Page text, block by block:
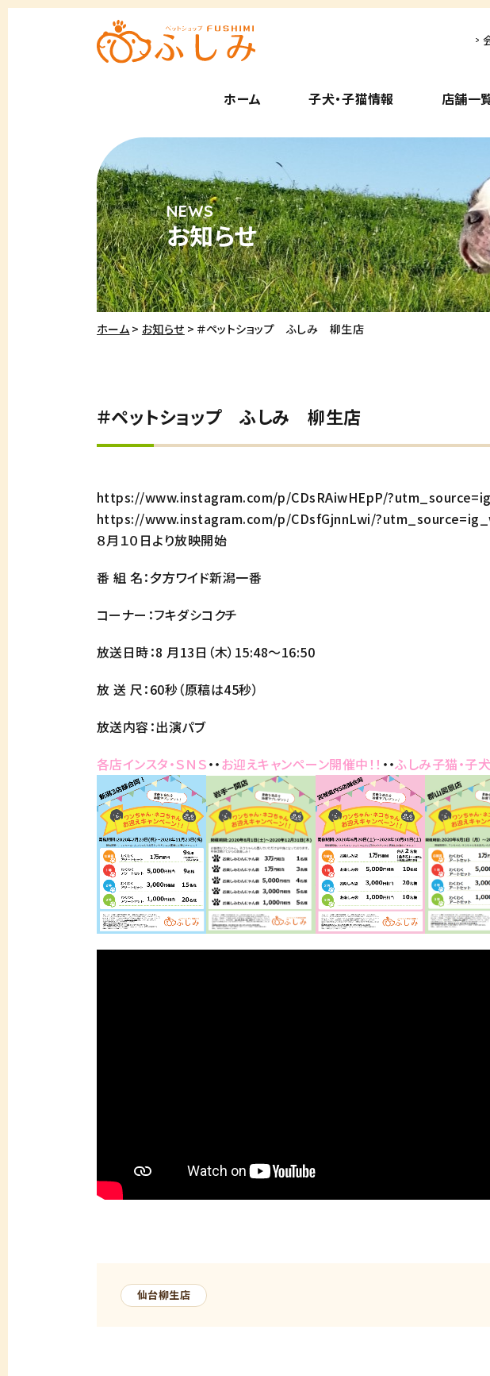
ホーム 子犬・子猫情報 店舗一
お知らせ
ホーム お知らせ ＃ペットショップ ふしみ 柳生店
＃ペットショップ ふしみ 柳生店
https://www.instagram.com/p/CDsRAiwHEpP/
https://www.instagram.com/p/CDsfGjnnLwi/
８月１０日より放映開始
番 組 名：夕方ワイド新潟一番
コーナー：フキダシコクチ
放送日時：8 月13日（木）15:48～16:50
放 送 尺：60秒（原稿は45秒）
放送内容：出演パブ
各店インスタ・ＳＮＳ・・お迎えキャンペーン開催中！！ ・・ふしみ子猫・子
仙台柳生店